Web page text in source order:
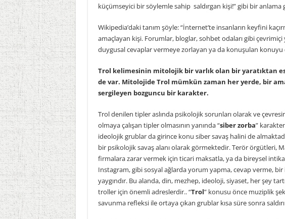
küçümseyici bir söylemle sahip saldırgan kişi!” gibi bir anlama
Wikipedia’daki tanım şöyle: “İnternet’te insanların keyfini
amaçlayan kişi. Forumlar, bloglar, sohbet odaları gibi
duygusal cevaplar vermeye zorlayan ya da konuşulan konuyu
Trol kelimesinin mitolojik bir varlık olan bir yaratıktan
de var. Mitolojide Trol mümkün zaman her yerde, bir
sergileyen bozguncu bir karakter.
Trol denilen tipler aslında psikolojik sorunları olarak ve
olmaya çalışan tipler olmasının yanında “siber zorba”
ideolojik grublar da girince konu siber savaş halini de
bir psikolojik savaş alanı olarak görmektedir. Terör örgütleri,
firmalara zarar vermek için ticari maksatla, ya da bireysel
Instagram, gibi sosyal ağlarda yorum yapma, cevap verme,
yaygındır. Bu alanda, din, mezhep, ideoloji, siyaset, her şey
troller için önemli adreslerdir.. “Trol” konusu önce muziplik
savunma refleksi ile ortaya çıkan grublar kısa süre sonra